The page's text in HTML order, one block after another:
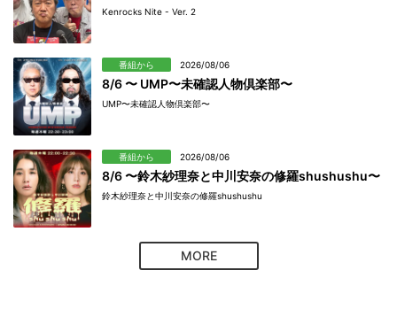
Kenrocks Nite - Ver. 2
番組から 2026/08/06
8/6 〜 UMP〜未確認人物倶楽部〜
UMP〜未確認人物倶楽部〜
番組から 2026/08/06
8/6 〜鈴木紗理奈と中川安奈の修羅shushushu〜
鈴木紗理奈と中川安奈の修羅shushushu
MORE